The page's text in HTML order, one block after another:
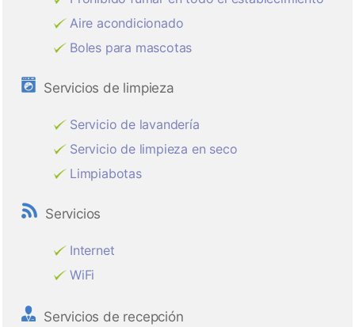
Aire acondicionado
Boles para mascotas
Servicios de limpieza
Servicio de lavandería
Servicio de limpieza en seco
Limpiabotas
Servicios
Internet
WiFi
Servicios de recepción